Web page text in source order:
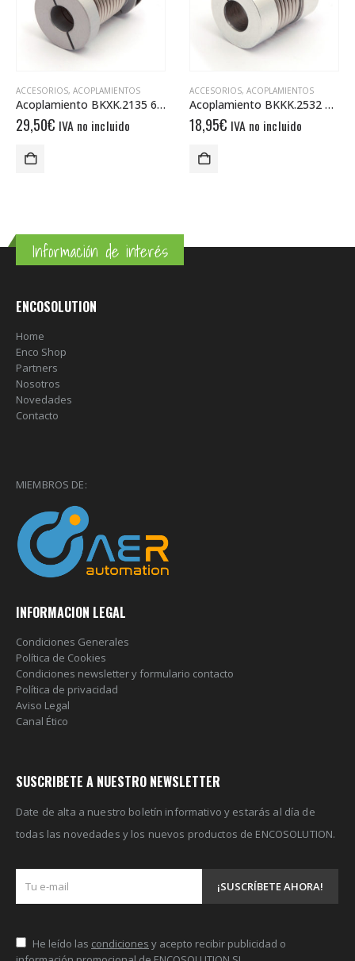
ACCESORIOS, ACOPLAMIENTOS
Acoplamiento BKXK.2135 6/10
29,50€ IVA no incluido
ACCESORIOS, ACOPLAMIENTOS
Acoplamiento BKKK.2532 6/6
18,95€ IVA no incluido
Información de interés
ENCOSOLUTION
Home
Enco Shop
Partners
Nosotros
Novedades
Contacto
MIEMBROS DE:
INFORMACION LEGAL
Condiciones Generales
Política de Cookies
Condiciones newsletter y formulario contacto
Política de privacidad
Aviso Legal
Canal Ético
SUSCRIBETE A NUESTRO NEWSLETTER
Date de alta a nuestro boletín informativo y estarás al día de
todas las novedades y los nuevos productos de ENCOSOLUTION.
He leído las condiciones y acepto recibir publicidad o